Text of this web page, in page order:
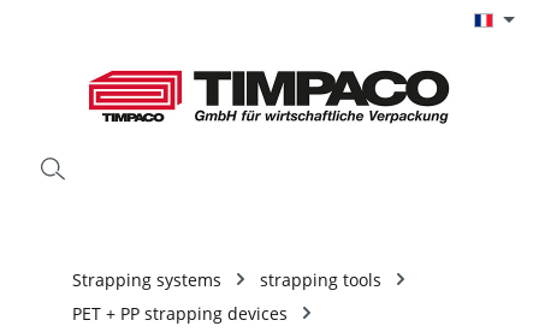
Strapping systems
strapping tools
PET + PP strapping devices